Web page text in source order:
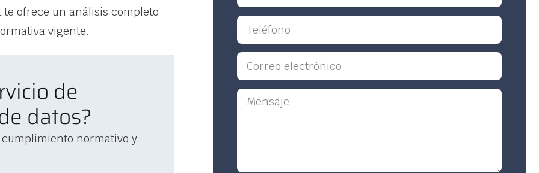
te ofrece un análisis completo
vigente.
de
datos?
normativo y